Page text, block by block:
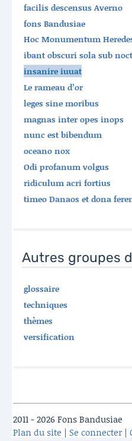
facilis descensus Averno
fons Bandusiae
Hoc Monumentum
ibant obscuri sola sub
insanire iuuat
Le rameau d’or
leges sine moribus
magnas inter opes inops
nunc est bibendum
oceano nox
Odi profanum volgus
ridiculum acri fortius
timeo Danaos et dona
Autres groupes
glossaire
techniques
thèmes
versification
2011 - 2026 Fons Bandusiae
Plan du site | Se connecter |